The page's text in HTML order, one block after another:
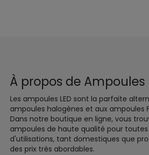
À propos de Ampoules
Les ampoules LED sont la parfaite
ampoules halogènes et aux ampoules
Dans notre boutique en ligne, vous
ampoules de haute qualité pour
d'utilisations, tant domestiques que
des prix très abordables.